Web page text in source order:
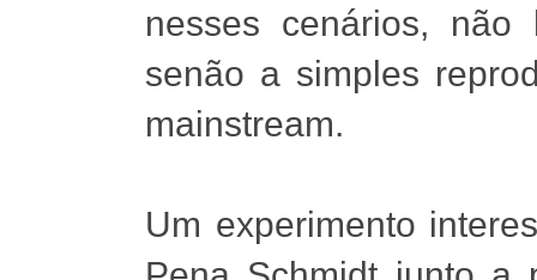
nesses cenários,
senão a simples
mainstream.
Um experimento